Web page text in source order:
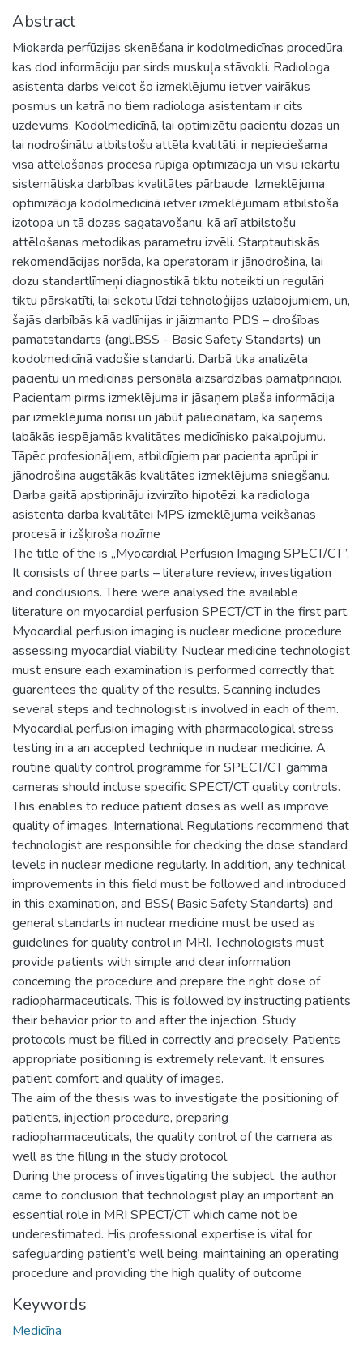
Abstract
Miokarda perfūzijas skenēšana ir kodolmedicīnas procedūra,
kas dod informāciju par sirds muskuļa stāvokli. Radiologa
asistenta darbs veicot šo izmeklējumu ietver vairākus
posmus un katrā no tiem radiologa asistentam ir cits
uzdevums. Kodolmedicīnā, lai optimizētu pacientu dozas un
lai nodrošinātu atbilstošu attēla kvalitāti, ir nepieciešama
visa attēlošanas procesa rūpīga optimizācija un visu iekārtu
sistemātiska darbības kvalitātes pārbaude. Izmeklējuma
optimizācija kodolmedicīnā ietver izmeklējumam atbilstoša
izotopa un tā dozas sagatavošanu, kā arī atbilstošu
attēlošanas metodikas parametru izvēli. Starptautiskās
rekomendācijas norāda, ka operatoram ir jānodrošina, lai
dozu standartlīmeņi diagnostikā tiktu noteikti un regulāri
tiktu pārskatīti, lai sekotu līdzi tehnoloģijas uzlabojumiem, un,
šajās darbībās kā vadlīnijas ir jāizmanto PDS – drošības
pamatstandarts (angl.BSS - Basic Safety Standarts) un
kodolmedicīnā vadošie standarti. Darbā tika analizēta
pacientu un medicīnas personāla aizsardzības pamatprincipi.
Pacientam pirms izmeklējuma ir jāsaņem plaša informācija
par izmeklējuma norisi un jābūt pāliecinātam, ka saņems
labākās iespējamās kvalitātes medicīnisko pakalpojumu.
Tāpēc profesionāļiem, atbildīgiem par pacienta aprūpi ir
jānodrošina augstākās kvalitātes izmeklējuma sniegšanu.
Darba gaitā apstiprināju izvirzīto hipotēzi, ka radiologa
asistenta darba kvalitātei MPS izmeklējuma veikšanas
procesā ir izšķiroša nozīme
The title of the is ,,Myocardial Perfusion Imaging SPECT/CT”.
It consists of three parts – literature review, investigation
and conclusions. There were analysed the available
literature on myocardial perfusion SPECT/CT in the first part.
Myocardial perfusion imaging is nuclear medicine procedure
assessing myocardial viability. Nuclear medicine technologist
must ensure each examination is performed correctly that
guarentees the quality of the results. Scanning includes
several steps and technologist is involved in each of them.
Myocardial perfusion imaging with pharmacological stress
testing in a an accepted technique in nuclear medicine. A
routine quality control programme for SPECT/CT gamma
cameras should incluse specific SPECT/CT quality controls.
This enables to reduce patient doses as well as improve
quality of images. International Regulations recommend that
technologist are responsible for checking the dose standard
levels in nuclear medicine regularly. In addition, any technical
improvements in this field must be followed and introduced
in this examination, and BSS( Basic Safety Standarts) and
general standarts in nuclear medicine must be used as
guidelines for quality control in MRI. Technologists must
provide patients with simple and clear information
concerning the procedure and prepare the right dose of
radiopharmaceuticals. This is followed by instructing patients
their behavior prior to and after the injection. Study
protocols must be filled in correctly and precisely. Patients
appropriate positioning is extremely relevant. It ensures
patient comfort and quality of images.
The aim of the thesis was to investigate the positioning of
patients, injection procedure, preparing
radiopharmaceuticals, the quality control of the camera as
well as the filling in the study protocol.
During the process of investigating the subject, the author
came to conclusion that technologist play an important an
essential role in MRI SPECT/CT which came not be
underestimated. His professional expertise is vital for
safeguarding patient’s well being, maintaining an operating
procedure and providing the high quality of outcome
Keywords
Medicīna